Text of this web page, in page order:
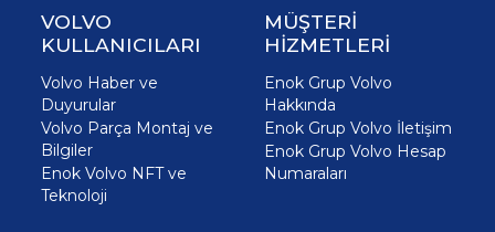
VOLVO
KULLANICILARI
Volvo Haber ve
Duyurular
Volvo Parça Montaj ve
Bilgiler
Enok Volvo NFT ve
Teknoloji
MÜŞTERİ
HİZMETLERİ
Enok Grup Volvo
Hakkında
Enok Grup Volvo İletişim
Enok Grup Volvo Hesap
Numaraları